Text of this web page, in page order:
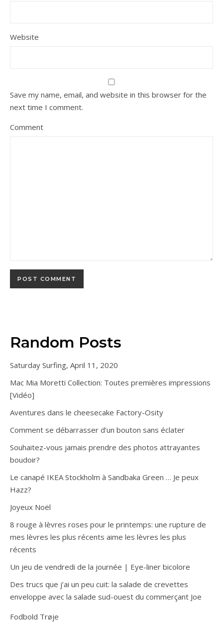
Website
Save my name, email, and website in this browser for the
next time I comment.
Comment
Random Posts
Saturday Surfing, April 11, 2020
Mac Mia Moretti Collection: Toutes premières impressions
[Vidéo]
Aventures dans le cheesecake Factory-Osity
Comment se débarrasser d’un bouton sans éclater
Souhaitez-vous jamais prendre des photos attrayantes
boudoir?
Le canapé IKEA Stockholm à Sandbaka Green … Je peux
Hazz?
Joyeux Noël
8 rouge à lèvres roses pour le printemps: une rupture de
mes lèvres les plus récents aime les lèvres les plus
récents
Un jeu de vendredi de la journée | Eye-liner bicolore
Des trucs que j’ai un peu cuit: la salade de crevettes
enveloppe avec la salade sud-ouest du commerçant Joe
Fodbold Trøje